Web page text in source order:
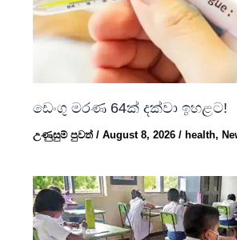
ඩෙංගු මරණ 64ක් දක්වා ඉහළට!
උණුසුම් පුවත්/August 8, 2026/health,